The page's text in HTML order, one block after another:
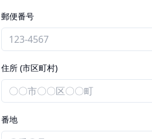
郵便番号
住所 (市区町村)
番地